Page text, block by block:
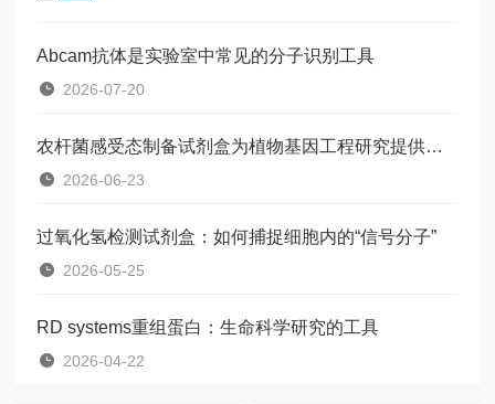
Abcam抗体是实验室中常见的分子识别工具
2026-07-20
农杆菌感受态制备试剂盒为植物基因工程研究提供了一种标准化工具
2026-06-23
过氧化氢检测试剂盒：如何捕捉细胞内的“信号分子”
2026-05-25
RD systems重组蛋白：生命科学研究的工具
2026-04-22